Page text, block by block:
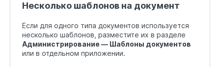
Несколько шаблонов на документ
Если для одного типа документов используется
несколько шаблонов, разместите их в разделе
Администрирование — Шаблоны документов
или в отдельном приложении.